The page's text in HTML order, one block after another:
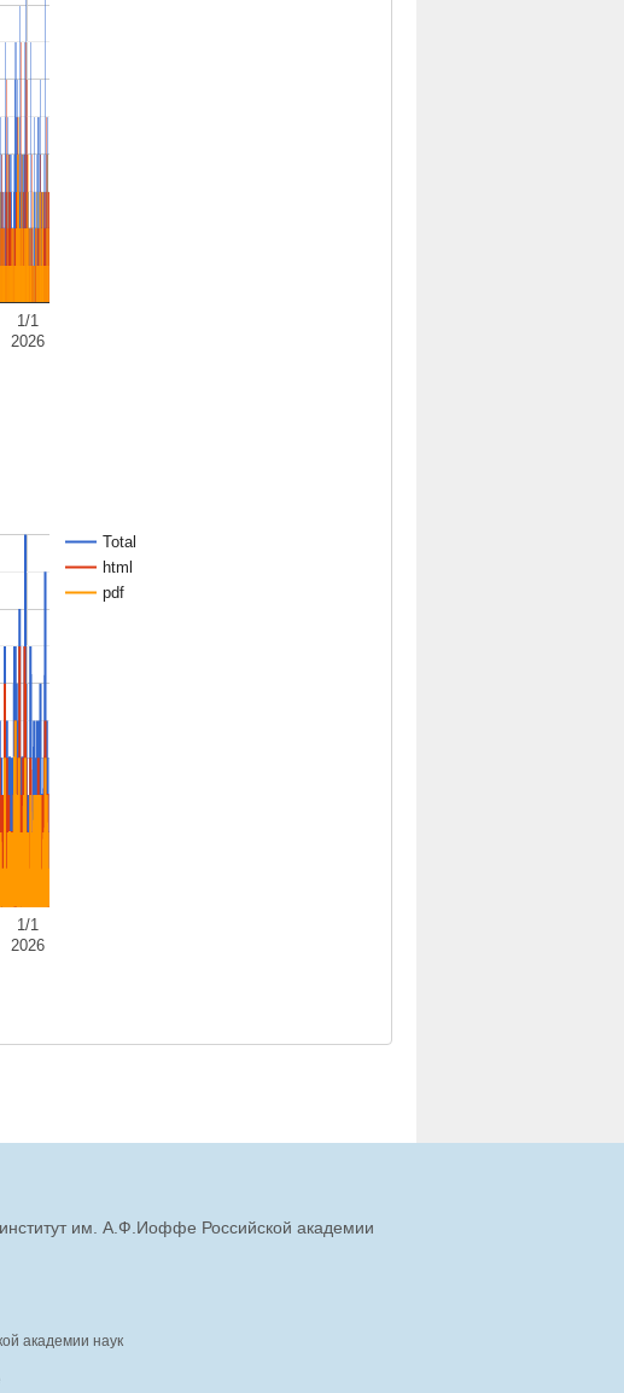
1/1
2026
Total
html
pdf
1/1
2026
им. А.Ф.Иоффе Российской академии
академии наук